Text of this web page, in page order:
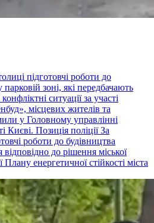
підготовчі роботи до
зоні, які передбачають
ситуації за участі
місцевих жителів та
у Головному управлінні
Києві. Позиція поліції За
роботи до будівництва
до рішення міської
Плану енергетичної стійкості міста